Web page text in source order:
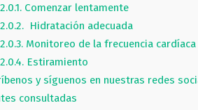
2.0.1.Comenzar lentamente
2.0.2.Hidratación adecuada
2.0.3.Monitoreo de la frecuencia cardíaca
2.0.4.Estiramiento
y síguenos en nuestras redes
consultadas